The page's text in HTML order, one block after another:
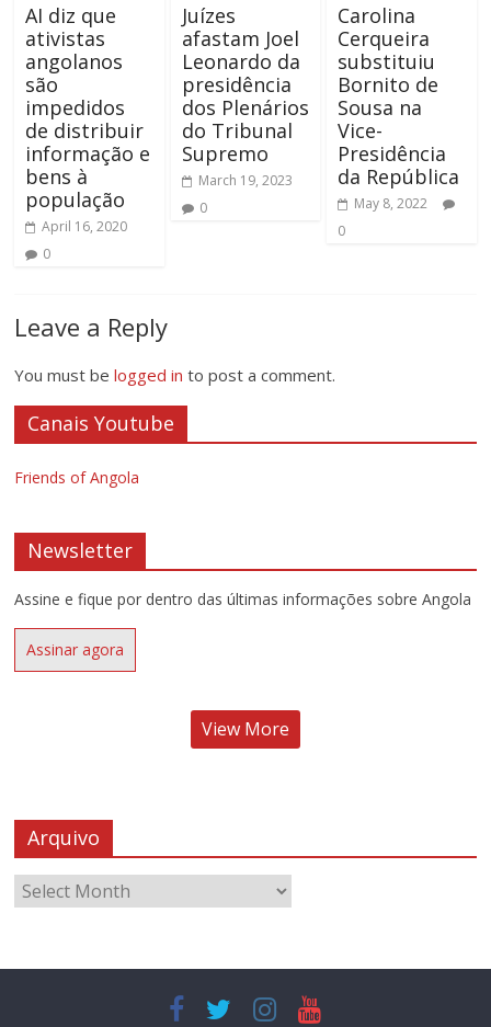
AI diz que
ativistas
angolanos
são
impedidos
de distribuir
informação e
bens à
população
April 16, 2020
0
Juízes
afastam Joel
Leonardo da
presidência
dos Plenários
do Tribunal
Supremo
March 19, 2023
0
Carolina
Cerqueira
substituiu
Bornito de
Sousa na
Vice-
Presidência
da República
May 8, 2022
0
Leave a Reply
You must belogged in to post a comment.
Canais Youtube
Friends of Angola
Newsletter
Assine e fique por dentro das últimas informações sobre Angola
Assinar agora
View More
Arquivo